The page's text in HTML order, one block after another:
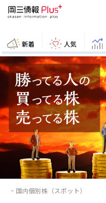
新着 人気
国内個別株（スポット）